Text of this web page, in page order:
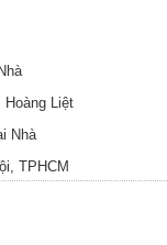
Liệt
Nhà
TPHCM